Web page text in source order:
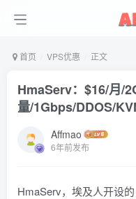
首页 VPS优惠 正文
HmaServ：$16/月/
量/1Gbps/DDOS/
Affmao
6年前发布
HmaServ，埃及人开设